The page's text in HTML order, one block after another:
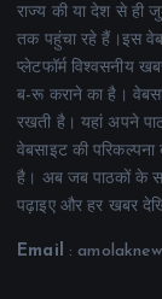
राज्य की या देश से ही
तक पहुंचा रहे हैं।इस
प्लेटफॉर्म विश्वसनीय
ब-रू कराने का है।
रखती है। यहां अपने
वेबसाइट की
है। अब जब पाठकों के
पढ़ाइए और हर खबर
Email :